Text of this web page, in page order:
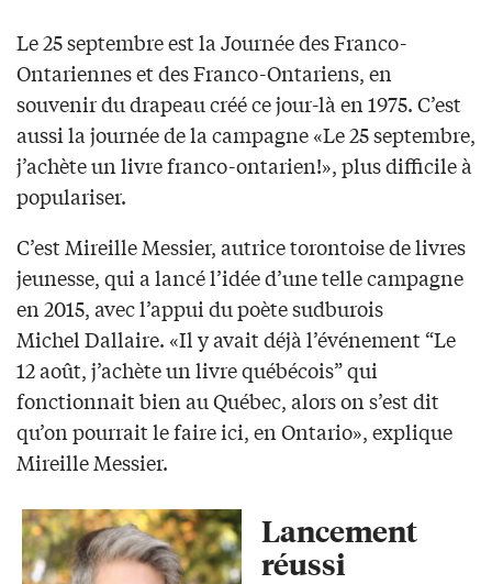
Le 25 septembre est la Journée des Franco-
Ontariennes et des Franco-Ontariens, en
souvenir du drapeau créé ce jour-là en 1975. C’est
aussi la journée de la campagne «Le 25 septembre,
j’achète un livre franco-ontarien!», plus difficile à
populariser.
C’est Mireille Messier, autrice torontoise de livres
jeunesse, qui a lancé l’idée d’une telle campagne
en 2015, avec l’appui du poète sudburois
Michel Dallaire. «Il y avait déjà l’événement “Le
12 août, j’achète un livre québécois” qui
fonctionnait bien au Québec, alors on s’est dit
qu’on pourrait le faire ici, en Ontario», explique
Mireille Messier.
Lancement
réussi